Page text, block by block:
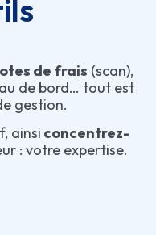
de frais (scan),
de bord… tout est
gestion.
ainsi concentrez-
: votre expertise.